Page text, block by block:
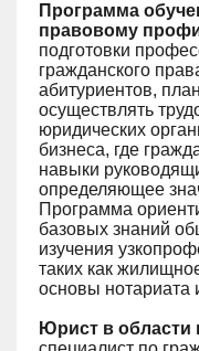
Программа
правовому
подготовки
гражданского
абитуриентов,
осуществлять
юридических
бизнеса, где
навыки
определяющее
Программа
базовых знаний
изучения
таких как
основы нотариата
Юрист в области